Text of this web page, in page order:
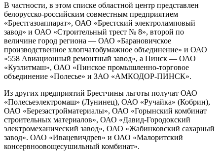
В частности, в этом списке областной центр представлен
белорусско-российским совместным предприятием
«Брестгазоаппарат», ОАО «Брестский электроламповый
завод» и ОАО «Строительный трест № 8», второй по
величине город региона — ОАО «Барановичское
производственное хлопчатобумажное объединение» и ОАО
«558 Авиационный ремонтный завод», а Пинск — ОАО
«Кузлитмаш», ОАО «Пинское промышленно-торговое
объединение «Полесье» и ЗАО «АМКОДОР-ПИНСК».
Из других предприятий Брестчины льготы получат ОАО
«Полесьеэлектромаш» (Лунинец), ОАО «Ручайка» (Кобрин),
ОАО «Березастройматериалы», ОАО «Горынский комбинат
строительных материалов», ОАО «Давид-Городокский
электромеханический завод», ОАО «Жабинковский сахарный
завод». ОАО «Ивацевичдрев» и ОАО «Малоритский
консервноовощесушильный комбинат».